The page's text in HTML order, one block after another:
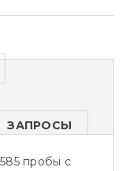
ЗАПРОСЫ
пробы с